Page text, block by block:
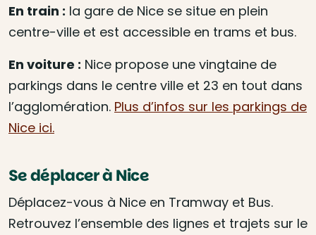
En train : la gare de Nice se situe en plein
centre-ville et est accessible en trams et bus.
En voiture : Nice propose une vingtaine de
parkings dans le centre ville et 23 en tout dans
l’agglomération. Plus d’infos sur les parkings de
Nice ici.
Se déplacer à Nice
Déplacez-vous à Nice en Tramway et Bus.
Retrouvez l’ensemble des lignes et trajets sur le